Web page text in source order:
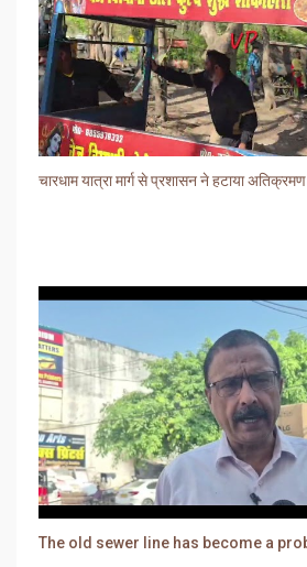
चारधाम यात्रा मार्ग से प्रशासन ने हटाया अतिक्रमण